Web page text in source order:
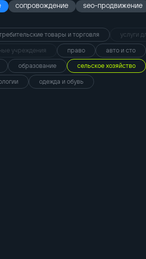
сопровождение seo-продвижение
товары и торговля услуги
учреждения право авто и сто
образование сельское хозяйство
одежда и обувь